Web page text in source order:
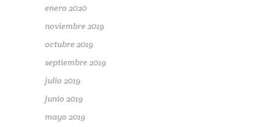
enero 2020
noviembre 2019
octubre 2019
septiembre 2019
julio 2019
junio 2019
mayo 2019